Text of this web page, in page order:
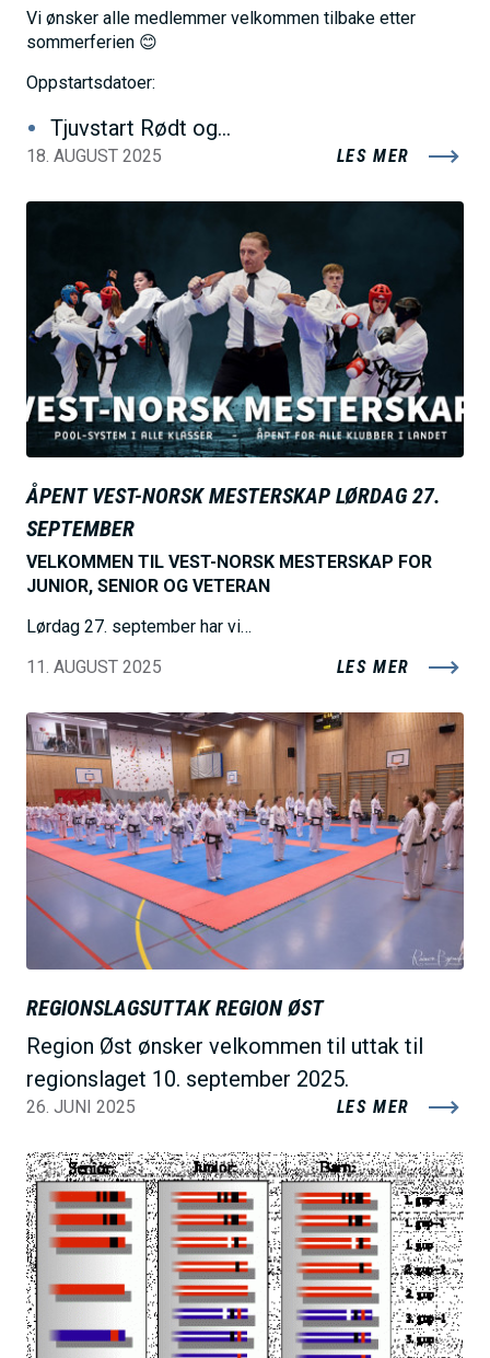
Vi ønsker alle medlemmer velkommen tilbake etter
sommerferien 😊
Oppstartsdatoer:
Tjuvstart Rødt og…
18. AUGUST 2025 LES MER
e
ÅPENT VEST-NORSK MESTERSKAP LØRDAG 27.
SEPTEMBER
VELKOMMEN TIL VEST-NORSK MESTERSKAP FOR
JUNIOR, SENIOR OG VETERAN
Lørdag 27. september har vi…
11. AUGUST 2025
LES MER
B
i
l
d
e
REGIONSLAGSUTTAK REGION ØST
Region Øst ønsker velkommen til uttak til
regionslaget 10. september 2025.
26. JUNI 2025 LES MER
B
i
l
d
e